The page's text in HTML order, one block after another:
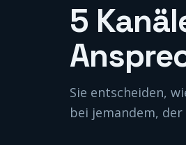
5
Sie entscheiden,
bei jemandem,